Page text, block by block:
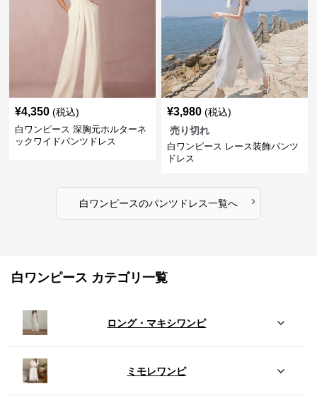
¥4,350 (税込)
白ワンピース 深胸元ホルターネ
ックワイドパンツドレス
¥3,980 (税込)
売り切れ
白ワンピース レース装飾パンツ
ドレス
白ワンピースのパンツドレス一覧へ ›
白ワンピース カテゴリ一覧
ロング・マキシワンピ
ミモレワンピ